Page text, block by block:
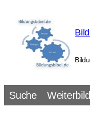
Inhalt
springen
Suche